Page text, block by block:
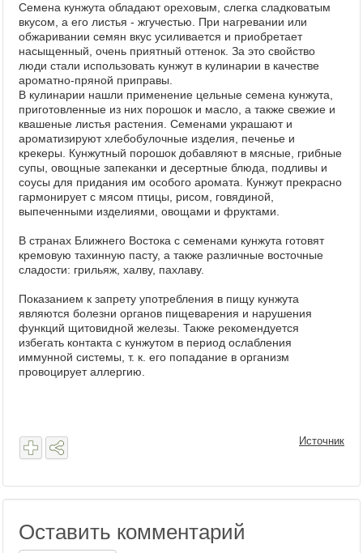
Семена кунжута обладают ореховым, слегка сладковатым
вкусом, а его листья - жгучестью. При нагревании или
обжаривании семян вкус усиливается и приобретает
насыщенный, очень приятный оттенок. За это свойство
люди стали использовать кунжут в кулинарии в качестве
ароматно-пряной приправы.
В кулинарии нашли применение цельные семена кунжута,
приготовленные из них порошок и масло, а также свежие и
квашеные листья растения. Семенами украшают и
ароматизируют хлебобулочные изделия, печенье и
крекеры. Кунжутный порошок добавляют в мясные, грибные
супы, овощные запеканки и десертные блюда, подливы и
соусы для придания им особого аромата. Кунжут прекрасно
гармонирует с мясом птицы, рисом, говядиной,
выпеченными изделиями, овощами и фруктами.
В странах Ближнего Востока с семенами кунжута готовят
кремовую тахинную пасту, а также различные восточные
сладости: грильяж, халву, пахлаву.
Показанием к запрету употребления в пищу кунжута
являются болезни органов пищеварения и нарушения
функций щитовидной железы. Также рекомендуется
избегать контакта с кунжутом в период ослабления
иммунной системы, т. к. его попадание в организм
провоцирует аллергию.
Источник
Оставить комментарий